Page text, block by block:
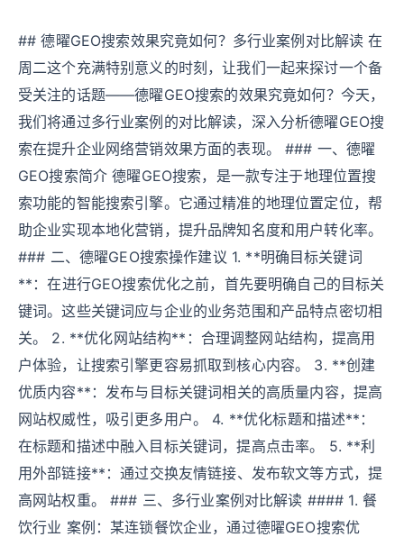
## 德曜GEO搜索效果究竟如何？多行业案例对比解读 在
周二这个充满特别意义的时刻，让我们一起来探讨一个备
受关注的话题——德曜GEO搜索的效果究竟如何？今天，
我们将通过多行业案例的对比解读，深入分析德曜GEO搜
索在提升企业网络营销效果方面的表现。 ### 一、德曜
GEO搜索简介 德曜GEO搜索，是一款专注于地理位置搜
索功能的智能搜索引擎。它通过精准的地理位置定位，帮
助企业实现本地化营销，提升品牌知名度和用户转化率。
### 二、德曜GEO搜索操作建议 1. **明确目标关键词
**：在进行GEO搜索优化之前，首先要明确自己的目标关
键词。这些关键词应与企业的业务范围和产品特点密切相
关。 2. **优化网站结构**：合理调整网站结构，提高用
户体验，让搜索引擎更容易抓取到核心内容。 3. **创建
优质内容**：发布与目标关键词相关的高质量内容，提高
网站权威性，吸引更多用户。 4. **优化标题和描述**：
在标题和描述中融入目标关键词，提高点击率。 5. **利
用外部链接**：通过交换友情链接、发布软文等方式，提
高网站权重。 ### 三、多行业案例对比解读 #### 1. 餐
饮行业 案例：某连锁餐饮企业，通过德曜GEO搜索优